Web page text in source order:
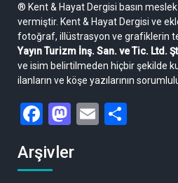
® Kent & Hayat Dergisi basın
vermiştir. Kent & Hayat Dergisi ve
fotoğraf, illüstrasyon ve grafiklerin
Yayın Turizm İnş. San. ve Tic. Ltd.
ve isim belirtilmeden hiçbir şekilde
ilanların ve köşe yazılarının
Facebook
Mastodon
Email
Arşivler